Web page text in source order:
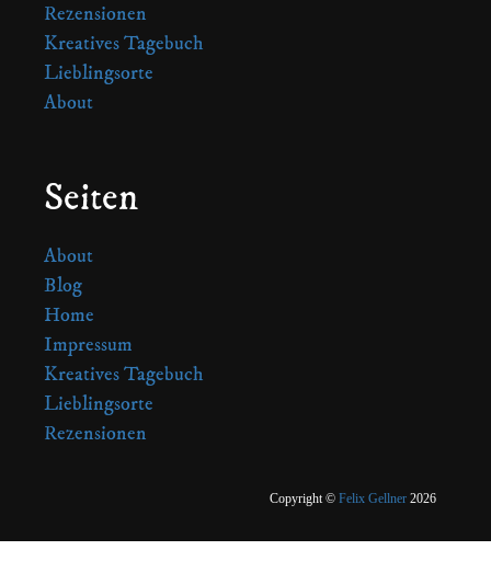
Rezensionen
Kreatives Tagebuch
Lieblingsorte
About
Seiten
About
Blog
Home
Impressum
Kreatives Tagebuch
Lieblingsorte
Rezensionen
Copyright © Felix Gellner 2026